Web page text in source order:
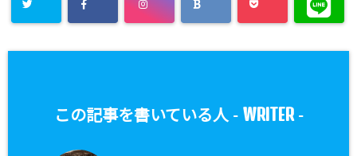
この記事を書いている人 - WRITER-